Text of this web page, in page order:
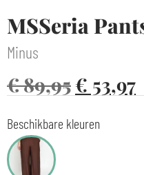
MSSeria
Minus
€89,95€ 53,97
Beschikbare kleuren